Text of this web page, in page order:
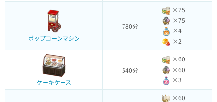
ポップコーンマシン
780分
×75
×75
×4
×2
ケーキケース
540分
×60
×60
×3
×60